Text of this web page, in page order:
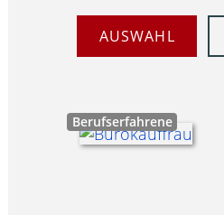
AUSWAHL
Berufserfahrene